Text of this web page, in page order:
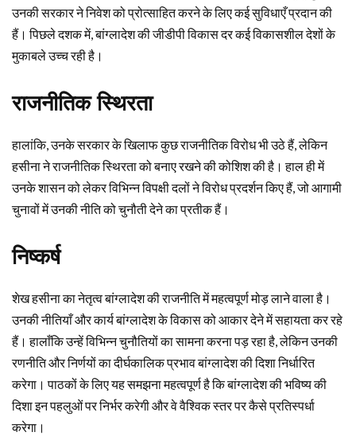
उनकी सरकार ने निवेश को प्रोत्साहित करने के लिए कई सुविधाएँ प्रदान की
हैं। पिछले दशक में, बांग्लादेश की जीडीपी विकास दर कई विकासशील देशों के
मुकाबले उच्च रही है।
राजनीतिक स्थिरता
हालांकि, उनके सरकार के खिलाफ कुछ राजनीतिक विरोध भी उठे हैं, लेकिन
हसीना ने राजनीतिक स्थिरता को बनाए रखने की कोशिश की है। हाल ही में
उनके शासन को लेकर विभिन्न विपक्षी दलों ने विरोध प्रदर्शन किए हैं, जो आगामी
चुनावों में उनकी नीति को चुनौती देने का प्रतीक हैं।
निष्कर्ष
शेख हसीना का नेतृत्व बांग्लादेश की राजनीति में महत्वपूर्ण मोड़ लाने वाला है।
उनकी नीतियाँ और कार्य बांग्लादेश के विकास को आकार देने में सहायता कर रहे
हैं। हालाँकि उन्हें विभिन्न चुनौतियों का सामना करना पड़ रहा है, लेकिन उनकी
रणनीति और निर्णयों का दीर्घकालिक प्रभाव बांग्लादेश की दिशा निर्धारित
करेगा। पाठकों के लिए यह समझना महत्वपूर्ण है कि बांग्लादेश की भविष्य की
दिशा इन पहलुओं पर निर्भर करेगी और वे वैश्विक स्तर पर कैसे प्रतिस्पर्धा
करेगा।